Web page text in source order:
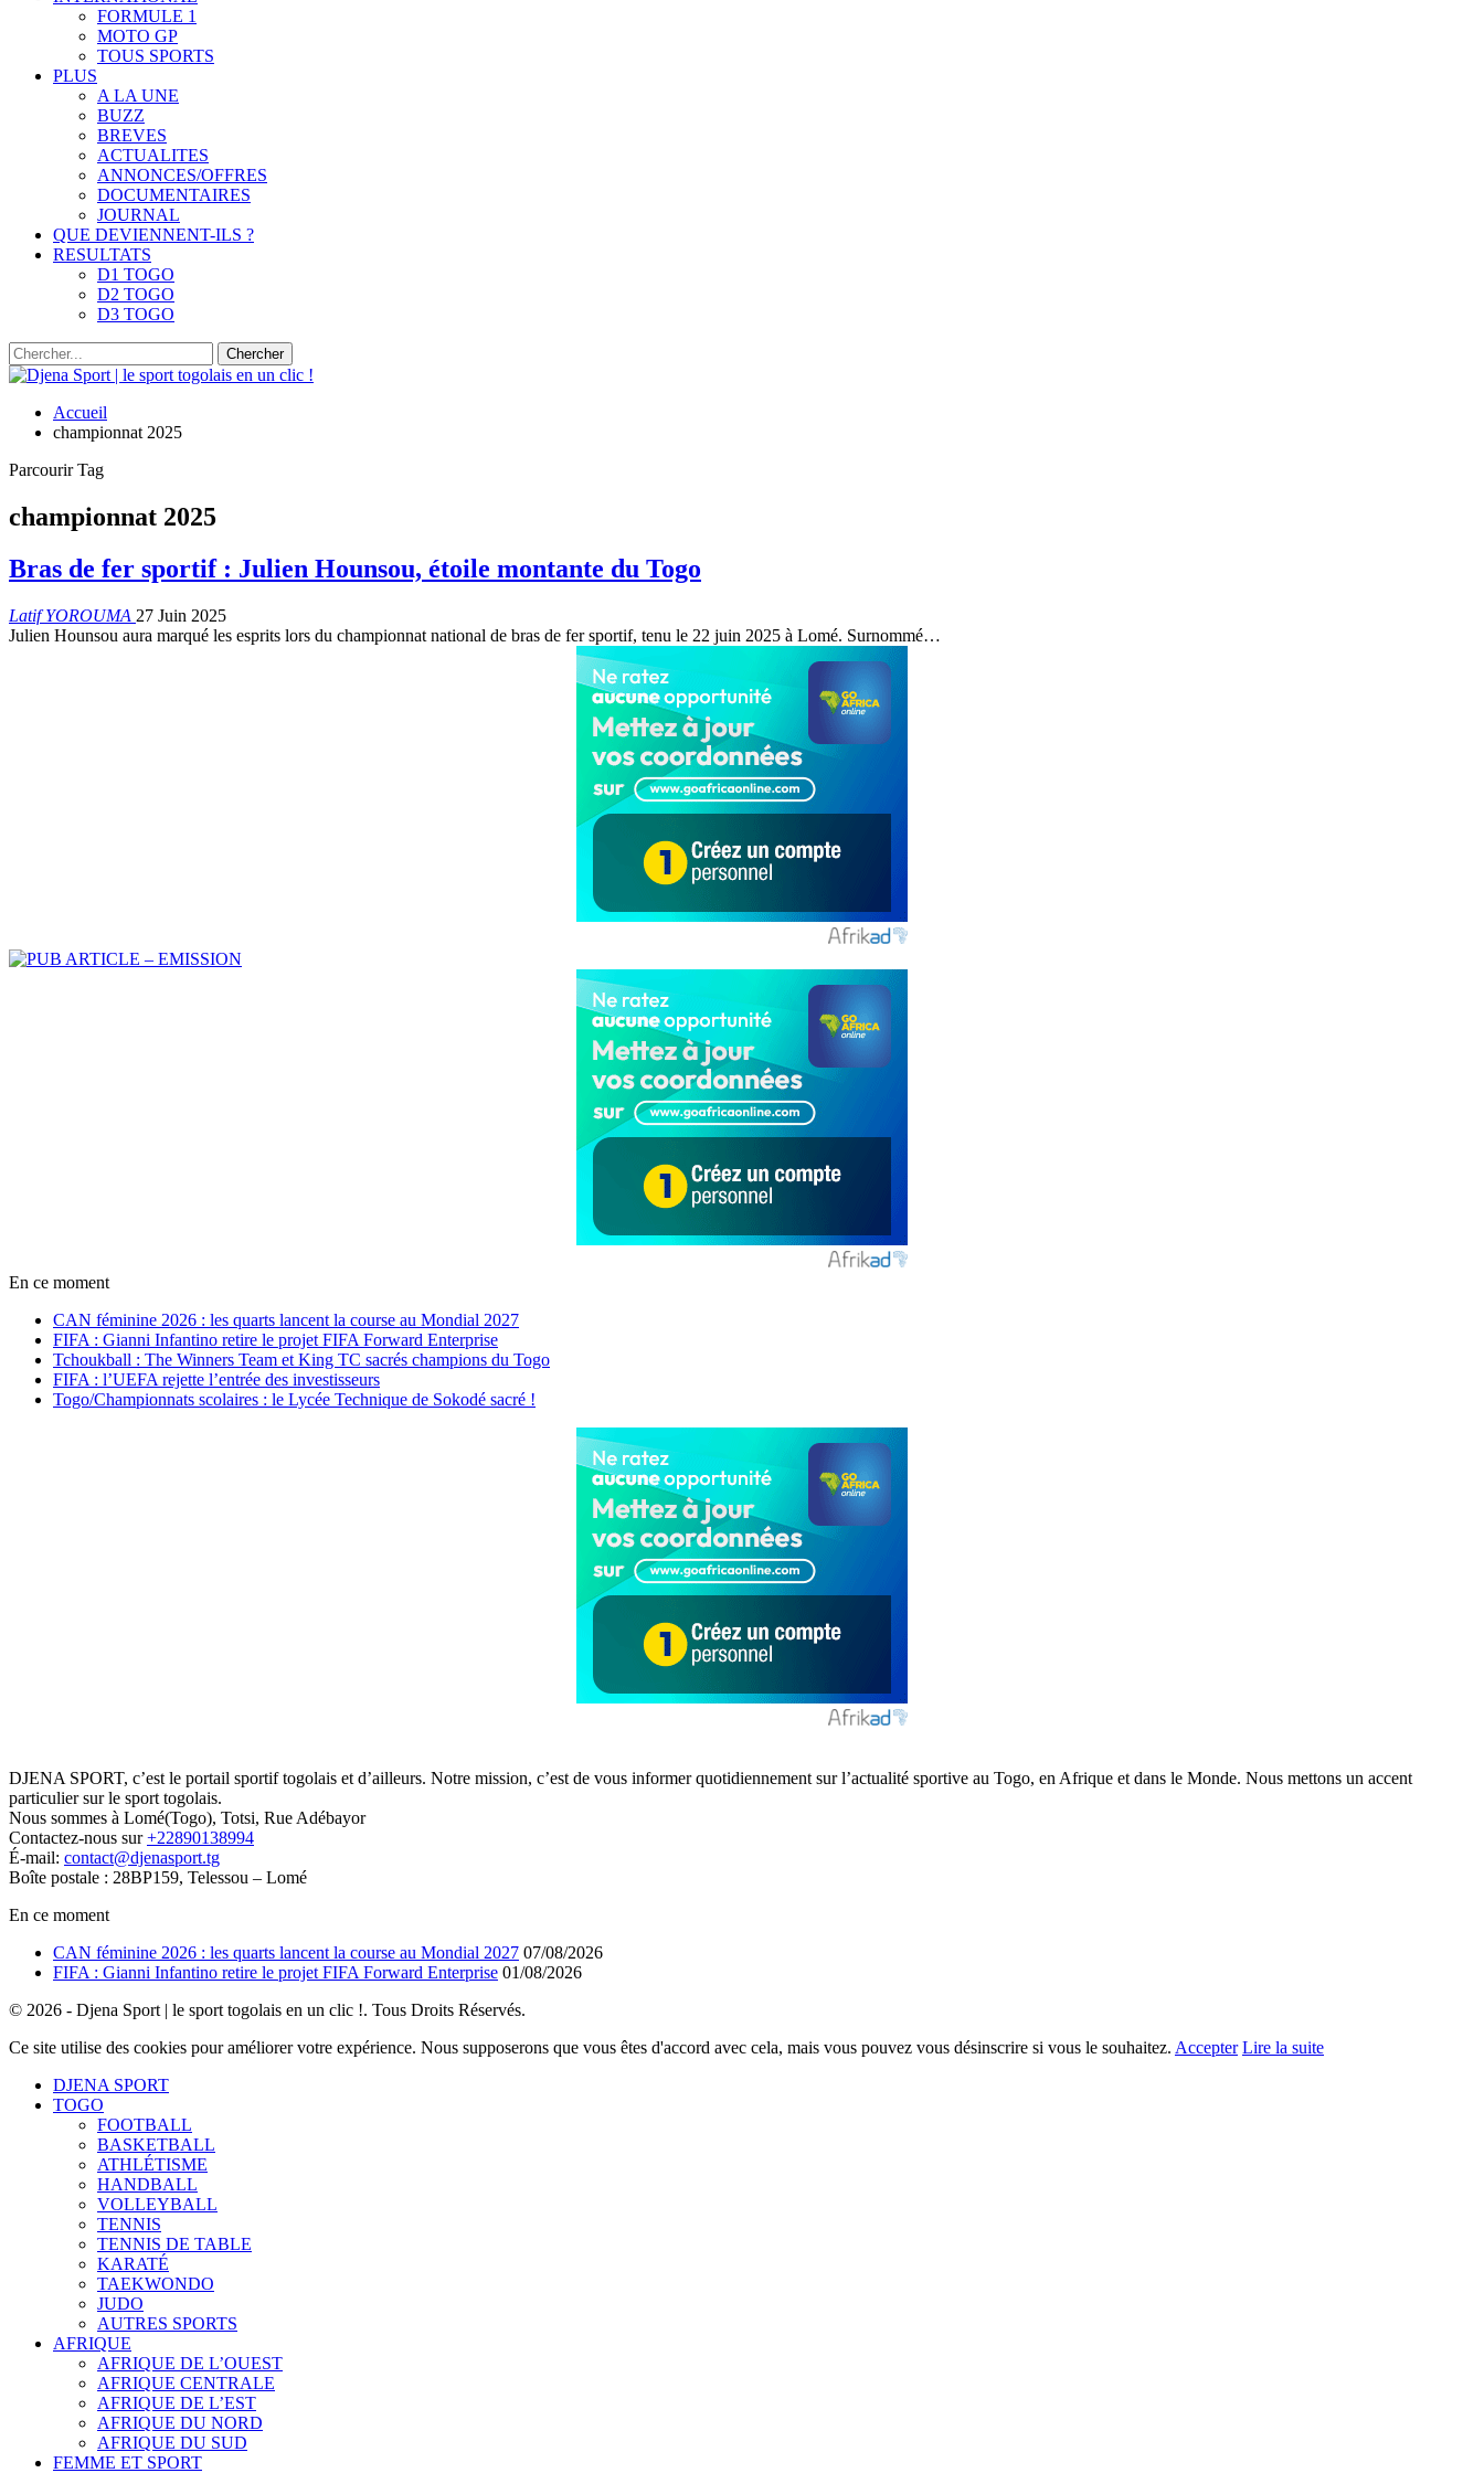
FORMULE 1
MOTO GP
TOUS SPORTS
PLUS
A LA UNE
BUZZ
BREVES
ACTUALITES
ANNONCES/OFFRES
DOCUMENTAIRES
JOURNAL
QUE DEVIENNENT-ILS ?
RESULTATS
D1 TOGO
D2 TOGO
D3 TOGO
Accueil
championnat 2025
Parcourir Tag
championnat 2025
Bras de fer sportif : Julien Hounsou, étoile montante du Togo
Latif YOROUMA 27 Juin 2025
Julien Hounsou aura marqué les esprits lors du championnat national de bras de fer sportif, tenu le 22 juin 2025 à Lomé. Surnommé…
En ce moment
CAN féminine 2026 : les quarts lancent la course au Mondial 2027
FIFA : Gianni Infantino retire le projet FIFA Forward Enterprise
Tchoukball : The Winners Team et King TC sacrés champions du Togo
FIFA : l’UEFA rejette l’entrée des investisseurs
Togo/Championnats scolaires : le Lycée Technique de Sokodé sacré !
DJENA SPORT, c’est le portail sportif togolais et d’ailleurs. Notre mission, c’est de vous informer quotidiennement sur l’actualité sportive au Togo, en Afrique et dans le Monde. Nous mettons un accent
particulier sur le sport togolais.
Nous sommes à Lomé(Togo), Totsi, Rue Adébayor
Contactez-nous sur+22890138994
É-mail: contact@djenasport.tg
Boîte postale : 28BP159, Telessou – Lomé
En ce moment
CAN féminine 2026 : les quarts lancent la course au Mondial 2027 07/08/2026
FIFA : Gianni Infantino retire le projet FIFA Forward Enterprise 01/08/2026
© 2026 - Djena Sport | le sport togolais en un clic !. Tous Droits Réservés.
Ce site utilise des cookies pour améliorer votre expérience. Nous supposerons que vous êtes d'accord avec cela, mais vous pouvez vous désinscrire si vous le souhaitez. Accepter Lire la suite
DJENA SPORT
TOGO
FOOTBALL
BASKETBALL
ATHLÉTISME
HANDBALL
VOLLEYBALL
TENNIS
TENNIS DE TABLE
KARATÉ
TAEKWONDO
JUDO
AUTRES SPORTS
AFRIQUE
AFRIQUE DE L’OUEST
AFRIQUE CENTRALE
AFRIQUE DE L’EST
AFRIQUE DU NORD
AFRIQUE DU SUD
FEMME ET SPORT